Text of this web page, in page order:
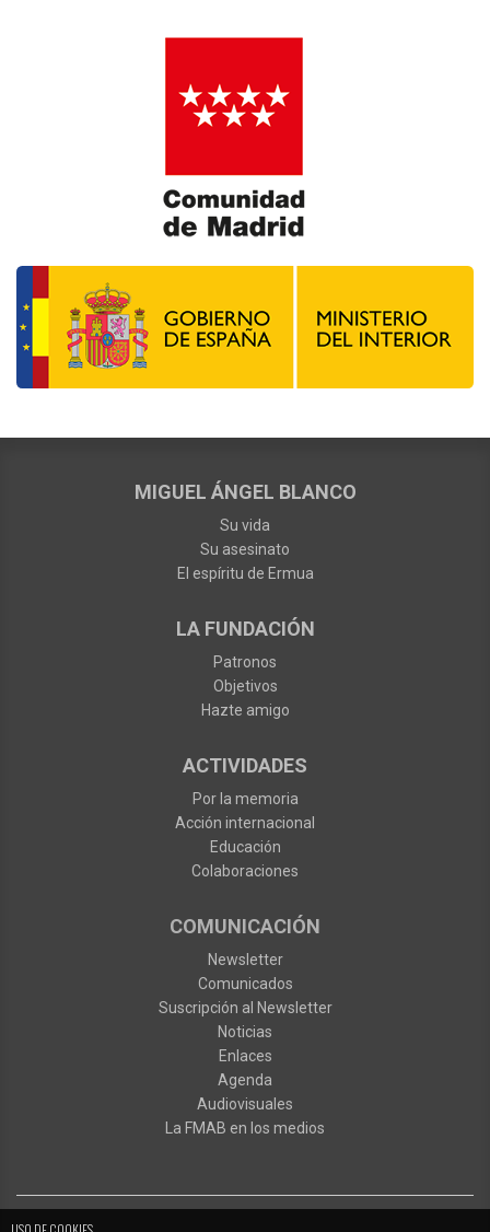
DE
MIGUEL ÁNGEL BLANCO
Su vida
Su asesinato
El espíritu de Ermua
LA FUNDACIÓN
Patronos
Objetivos
Hazte amigo
ACTIVIDADES
Por la memoria
Acción internacional
Educación
Colaboraciones
COMUNICACIÓN
Newsletter
Comunicados
Suscripción al Newsletter
Noticias
Enlaces
Agenda
Audiovisuales
La FMAB en los medios